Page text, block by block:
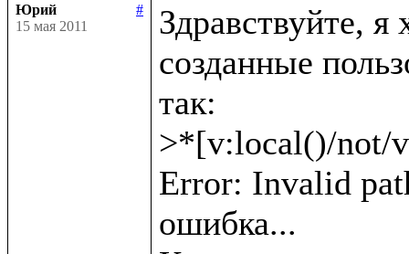
Юрий
#
15 мая 2011
Здравствуйте, я
созданные
так:
>*[v:local()/not/
Error: Invalid
ошибка...